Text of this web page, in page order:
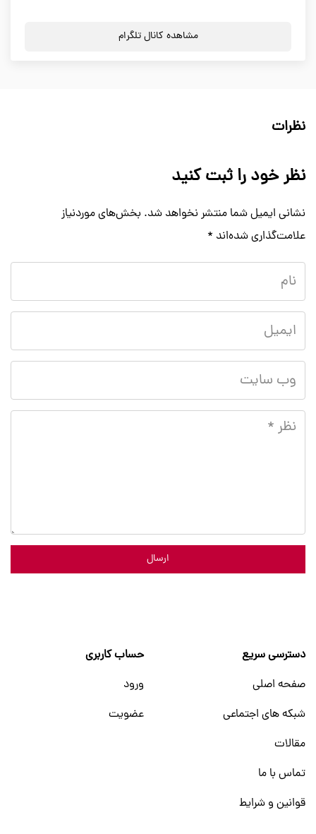
مشاهده کانال تلگرام
نظرات
نظر خود را ثبت کنید
نشانی ایمیل شما منتشر نخواهد شد. بخش‌های موردنیاز
علامت‌گذاری شده‌اند *
ارسال
دسترسی سریع
صفحه اصلی
شبکه های اجتماعی
مقالات
تماس با ما
قوانین و شرایط
حساب کاربری
ورود
عضویت